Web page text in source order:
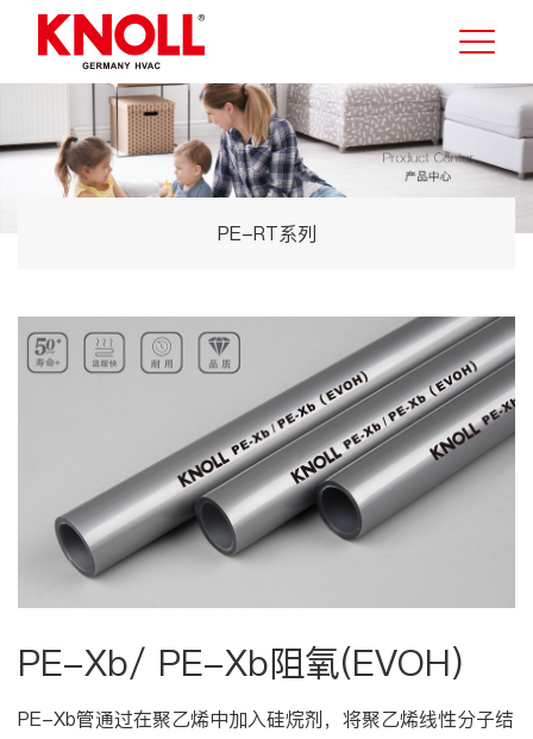
PE-RT系列
PE-Xb/ PE-Xb阻氧(EVOH)
PE-Xb管通过在聚乙烯中加入硅烷剂，将聚乙烯线性分子结